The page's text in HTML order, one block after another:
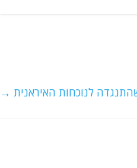
לנוכחות האיראנית →